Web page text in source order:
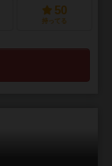
50
持ってる